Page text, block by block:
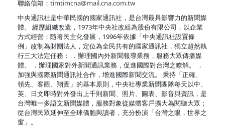
聯絡信箱： timtimcna@mail.cna.com.tw
中央通訊社是中華民國的國家通訊社，是台灣最具影響力的新聞媒
體。 經歷組織改造，1973年中央社改組為股份有限公司，以企業
方式經營；隨著民主化發展，1996年依據「中央通訊社設置條
例」改制為財團法人，定位為全民共有的國家通訊社，獨立超然執
行三大法定任務： ．辦理國內外新聞報導業務，服務大眾傳播媒
體。 ．辦理國家對外新聞通訊業務，促進國際對台灣之瞭解。 ．
加強與國際新聞通訊社合作，增進國際新聞交流。 秉持「正確、
領先、客觀、翔實」的基本原則，中央社專業新聞團隊每天以中、
英、日文即時對外發出上千則新聞、照片、圖表、影音與資訊，是
台灣唯一多語文新聞媒體，服務對象從媒體客戶擴大為閱聽大眾；
從台灣民眾延伸至全球僑胞與讀者，充分扮演「台灣之眼，世界之
窗」。